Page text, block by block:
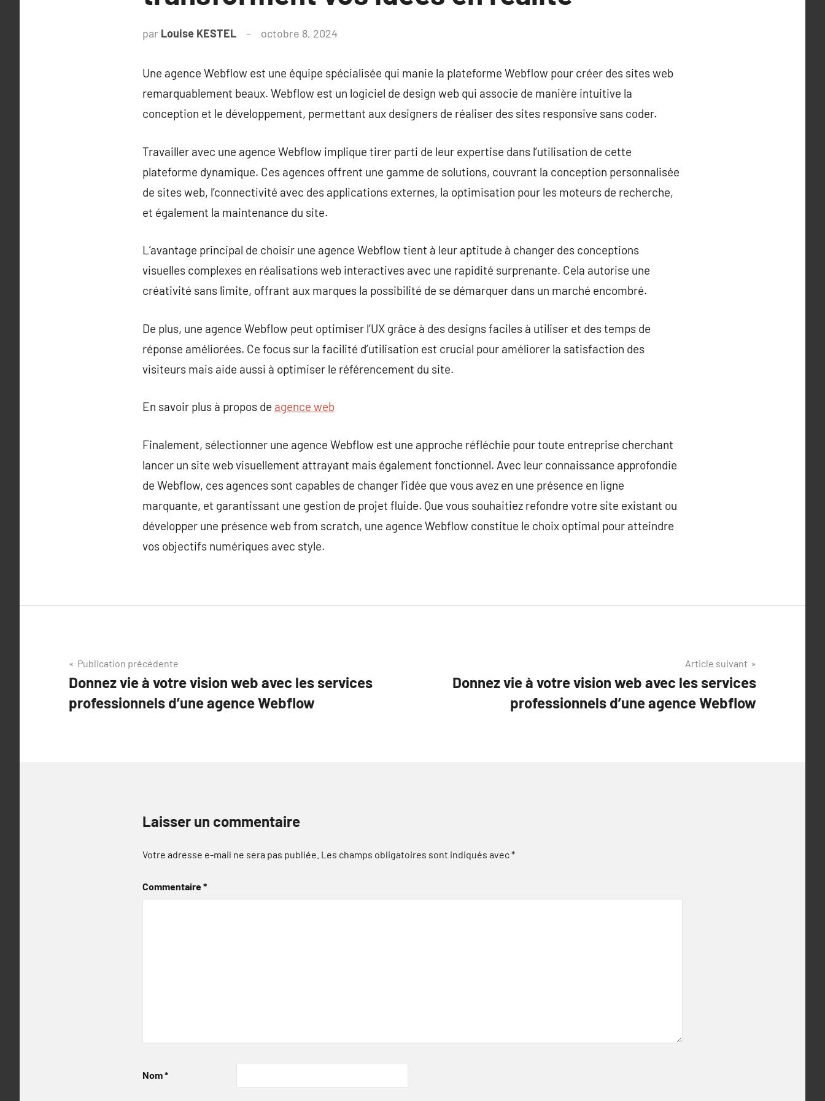
par Louise KESTEL octobre 8, 2024
Une agence Webflow est une équipe spécialisée qui manie la plateforme Webflow pour créer des sites web
remarquablement beaux. Webflow est un logiciel de design web qui associe de manière intuitive la
conception et le développement, permettant aux designers de réaliser des sites responsive sans coder.
Travailler avec une agence Webflow implique tirer parti de leur expertise dans l’utilisation de cette
plateforme dynamique. Ces agences offrent une gamme de solutions, couvrant la conception personnalisée
de sites web, l’connectivité avec des applications externes, la optimisation pour les moteurs de recherche,
et également la maintenance du site.
L’avantage principal de choisir une agence Webflow tient à leur aptitude à changer des conceptions
visuelles complexes en réalisations web interactives avec une rapidité surprenante. Cela autorise une
créativité sans limite, offrant aux marques la possibilité de se démarquer dans un marché encombré.
De plus, une agence Webflow peut optimiser l’UX grâce à des designs faciles à utiliser et des temps de
réponse améliorées. Ce focus sur la facilité d’utilisation est crucial pour améliorer la satisfaction des
visiteurs mais aide aussi à optimiser le référencement du site.
En savoir plus à propos de agence web
Finalement, sélectionner une agence Webflow est une approche réfléchie pour toute entreprise cherchant
lancer un site web visuellement attrayant mais également fonctionnel. Avec leur connaissance approfondie
de Webflow, ces agences sont capables de changer l’idée que vous avez en une présence en ligne
marquante, et garantissant une gestion de projet fluide. Que vous souhaitiez refondre votre site existant ou
développer une présence web from scratch, une agence Webflow constitue le choix optimal pour atteindre
vos objectifs numériques avec style.
Navigation
de
l’article
Publication précédente
Donnez vie à votre vision web avec les services
professionnels d’une agence Webflow
Article suivant
Donnez vie à votre vision web avec les services
professionnels d’une agence Webflow
Laisser un commentaire
Votre adresse e-mail ne sera pas publiée. Les champs obligatoires sont indiqués avec*
Commentaire*
Nom*